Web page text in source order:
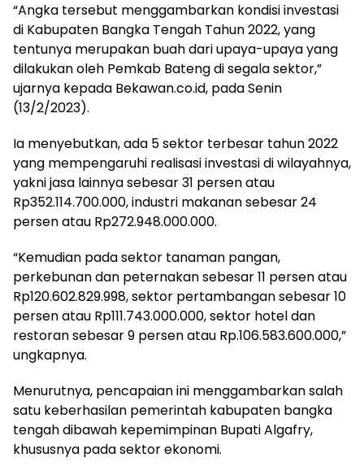
“Angka tersebut menggambarkan kondisi investasi
di Kabupaten Bangka Tengah Tahun 2022, yang
tentunya merupakan buah dari upaya-upaya yang
dilakukan oleh Pemkab Bateng di segala sektor,”
ujarnya kepada Bekawan.co.id, pada Senin
(13/2/2023).
Ia menyebutkan, ada 5 sektor terbesar tahun 2022
yang mempengaruhi realisasi investasi di wilayahnya,
yakni jasa lainnya sebesar 31 persen atau
Rp352.114.700.000, industri makanan sebesar 24
persen atau Rp272.948.000.000.
“Kemudian pada sektor tanaman pangan,
perkebunan dan peternakan sebesar 11 persen atau
Rp120.602.829.998, sektor pertambangan sebesar 10
persen atau Rp111.743.000.000, sektor hotel dan
restoran sebesar 9 persen atau Rp.106.583.600.000,”
ungkapnya.
Menurutnya, pencapaian ini menggambarkan salah
satu keberhasilan pemerintah kabupaten bangka
tengah dibawah kepemimpinan Bupati Algafry,
khususnya pada sektor ekonomi.